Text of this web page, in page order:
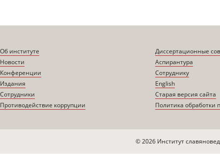
Об институте
Новости
Конференции
Издания
Сотрудники
Противодействие коррупции
Диссертационные
Аспирантура
Сотруднику
English
Старая версия сайта
Политика обработки
© 2026 Институт